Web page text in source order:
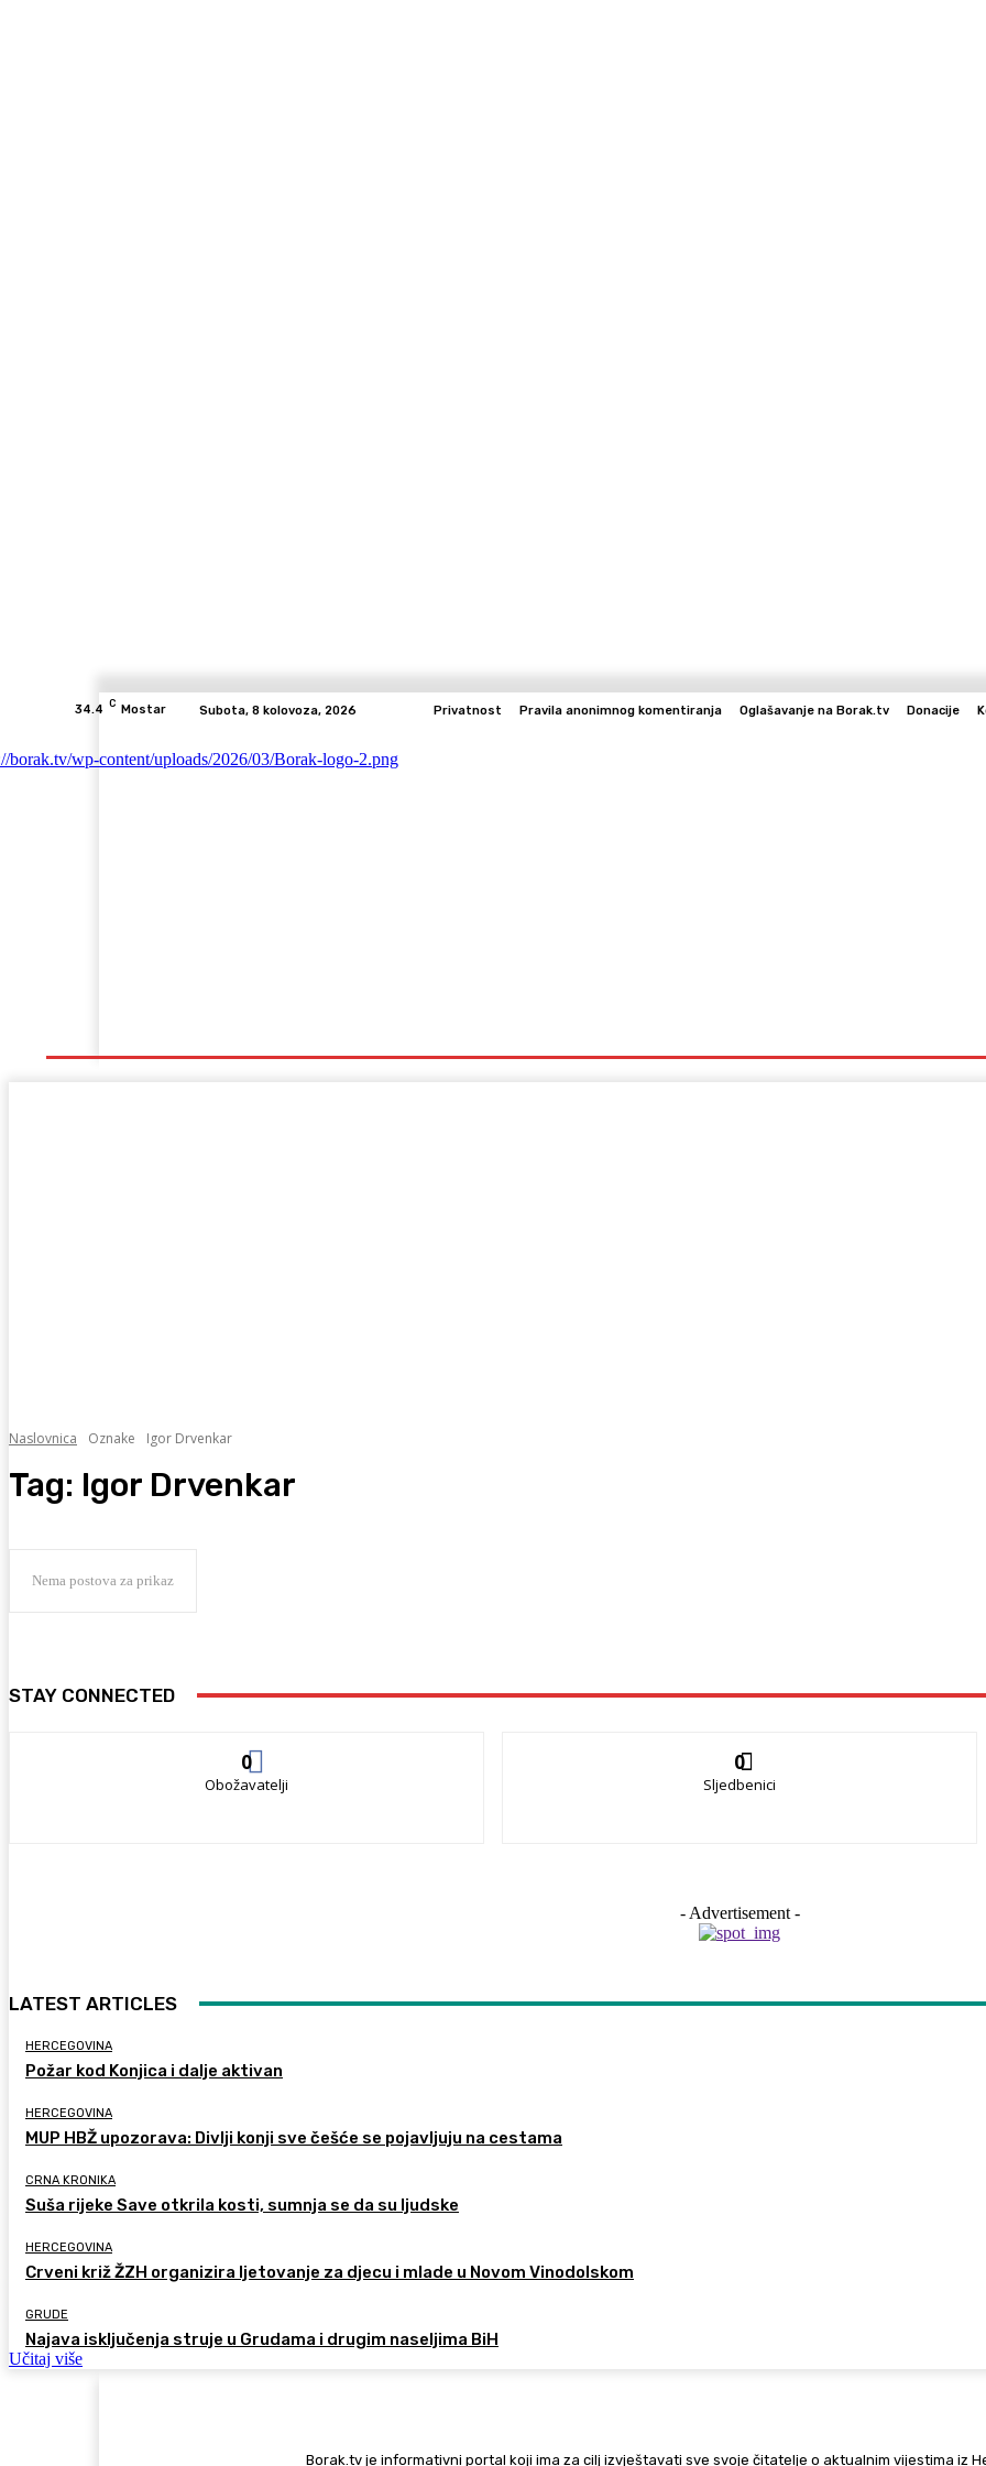
34.4 C Mostar Subota, 8 kolovoza, 2026 Privatnost Pravila anonimnog komentiranja Oglašavanje na Borak.tv Donacije
Naslovnica Oznake Igor Drvenkar
Tag: Igor Drvenkar
Nema postova za prikaz
STAY CONNECTED
0
Obožavatelji
0
Sljedbenici
- Advertisement -
LATEST ARTICLES
HERCEGOVINA
Požar kod Konjica i dalje aktivan
HERCEGOVINA
MUP HBŽ upozorava: Divlji konji sve češće se pojavljuju na cestama
CRNA KRONIKA
Suša rijeke Save otkrila kosti, sumnja se da su ljudske
HERCEGOVINA
Crveni križ ŽZH organizira ljetovanje za djecu i mlade u Novom Vinodolskom
GRUDE
Najava isključenja struje u Grudama i drugim naseljima BiH
Učitaj više
Borak.tv je informativni portal koji ima za cilj izvještavati sve svoje čitatelje o aktualnim vijestima iz